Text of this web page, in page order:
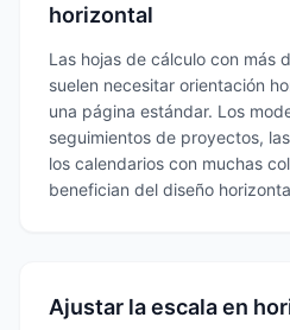
horizontal
Las hojas de cálculo con más
suelen necesitar orientación
una página estándar. Los
seguimientos de proyectos,
los calendarios con muchas
benefician del diseño
Ajustar la escala en